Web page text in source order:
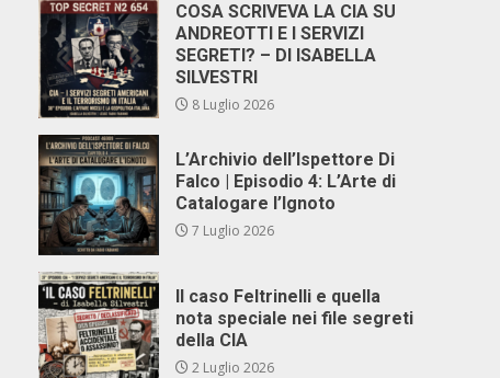
COSA SCRIVEVA LA CIA SU
ANDREOTTI E I SERVIZI
SEGRETI? – DI ISABELLA
SILVESTRI
8 Luglio 2026
L’Archivio dell’Ispettore Di
Falco | Episodio 4: L’Arte di
Catalogare l’Ignoto
7 Luglio 2026
Il caso Feltrinelli e quella
nota speciale nei file segreti
della CIA
2 Luglio 2026